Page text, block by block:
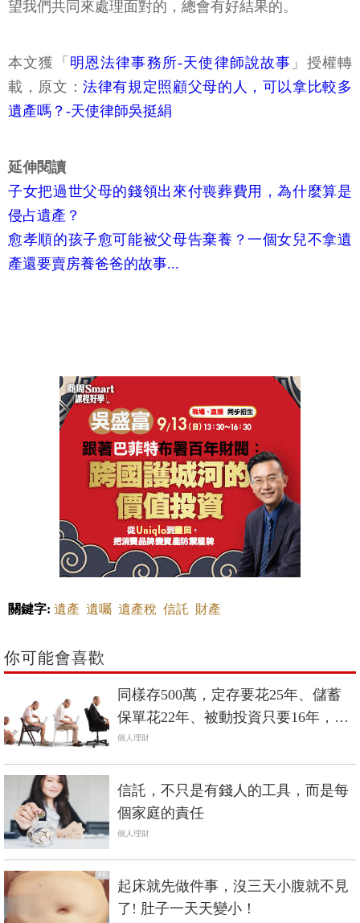
望我們共同來處理面對的，總會有好結果的。
本文獲「 明恩法律事務所-天使律師說故事 」授權轉
載，原文：法律有規定照顧父母的人，可以拿比較多
遺產嗎？-天使律師吳挺絹
延伸閱讀
子女把過世父母的錢領出來付喪葬費用，為什麼算是
侵占遺產？
愈孝順的孩子愈可能被父母告棄養？一個女兒不拿遺
產還要賣房養爸爸的故事...
關鍵字: 遺產 遺囑 遺產稅 信託 財產
你可能會喜歡
同樣存500萬，定存要花25年、儲蓄
保單花22年、被動投資只要16年，用
這張Excel表算出致富速度
個人理財
信託，不只是有錢人的工具，而是每
個家庭的責任
個人理財
PR
起床就先做件事，沒三天小腹就不見
了! 肚子一天天變小！